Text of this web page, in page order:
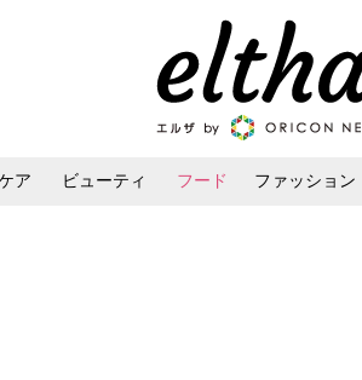
ア ビューティ フード ファッション